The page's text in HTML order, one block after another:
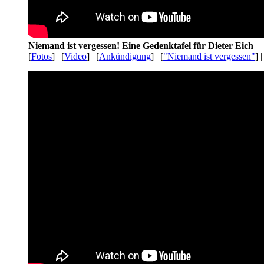
Niemand ist vergessen! Eine Gedenktafel für Dieter Eich
[Fotos] | [Video] | [Ankündigung] | ["Niemand ist vergessen"]